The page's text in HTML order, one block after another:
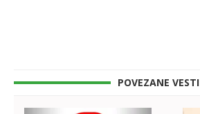
POVEZANE VESTI